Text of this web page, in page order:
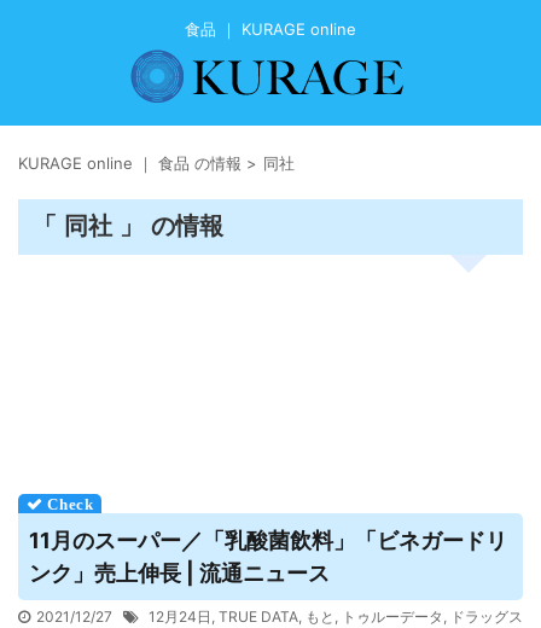
食品 ｜ KURAGE online
KURAGE online ｜ 食品 の情報 > 同社
「 同社 」 の情報
11月のスーパー／「乳酸菌飲料」「ビネガードリ
ンク」売上伸長 | 流通ニュース
2021/12/27 12月24日 , TRUE DATA, もと , トゥルーデータ , ドラッグス